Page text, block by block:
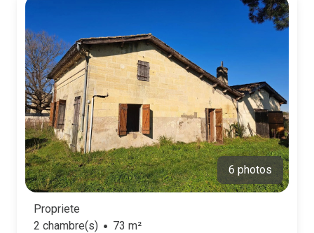
6 photos
Propriete
2 chambre(s)
73 m²